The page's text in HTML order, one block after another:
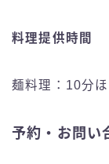
料理提供時間
麺料理：10分
予約・お問い